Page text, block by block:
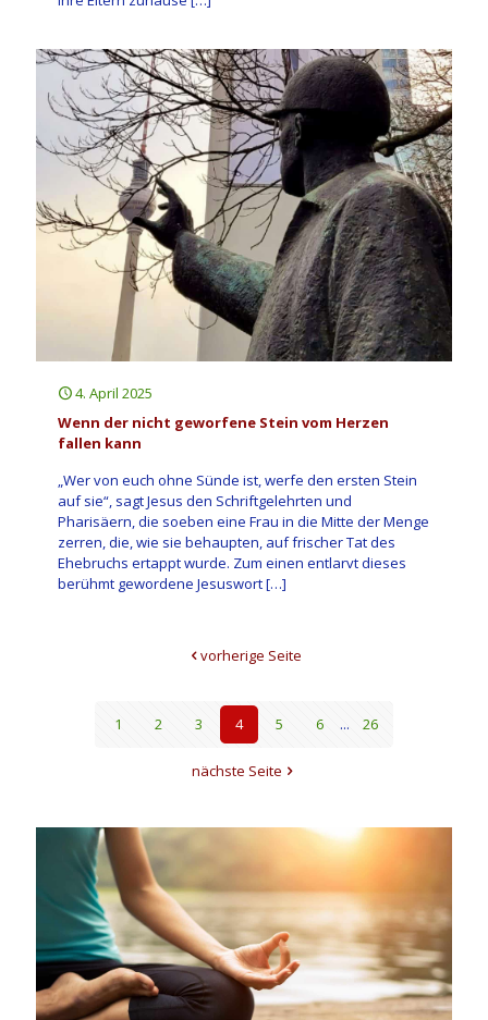
4. April 2025
Wenn der nicht geworfene Stein vom Herzen
fallen kann
„Wer von euch ohne Sünde ist, werfe den ersten Stein
auf sie“, sagt Jesus den Schriftgelehrten und
Pharisäern, die soeben eine Frau in die Mitte der Menge
zerren, die, wie sie behaupten, auf frischer Tat des
Ehebruchs ertappt wurde. Zum einen entlarvt dieses
berühmt gewordene Jesuswort[…]
vorherige Seite
1 2 3 4 5 6 ... 26
nächste Seite